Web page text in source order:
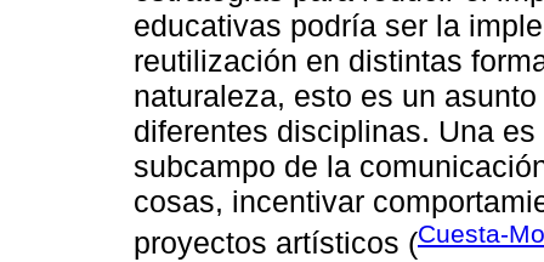
educativas podría ser la
reutilización en distintas
naturaleza, esto es un
diferentes disciplinas. Una
subcampo de la
cosas, incentivar
proyectos artísticos (Cuesta-